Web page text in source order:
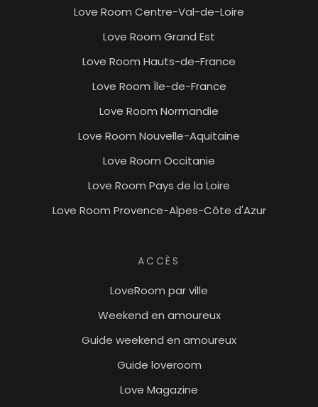
Love Room Centre-Val-de-Loire
Love Room Grand Est
Love Room Hauts-de-France
Love Room Île-de-France
Love Room Normandie
Love Room Nouvelle-Aquitaine
Love Room Occitanie
Love Room Pays de la Loire
Love Room Provence-Alpes-Côte d'Azur
ACCÈS
LoveRoom par ville
Weekend en amoureux
Guide weekend en amoureux
Guide loveroom
Love Magazine